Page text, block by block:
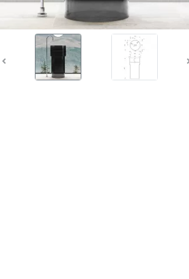
Предыдущий